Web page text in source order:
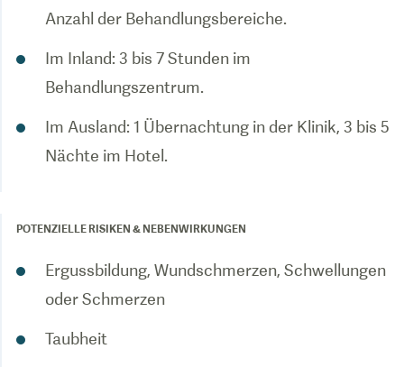
Anzahl der Behandlungsbereiche.
Im Inland: 3 bis 7 Stunden im
Behandlungszentrum.
Im Ausland: 1 Übernachtung in der Klinik, 3 bis 5
Nächte im Hotel.
POTENZIELLE RISIKEN & NEBENWIRKUNGEN
Ergussbildung, Wundschmerzen, Schwellungen
oder Schmerzen
Taubheit